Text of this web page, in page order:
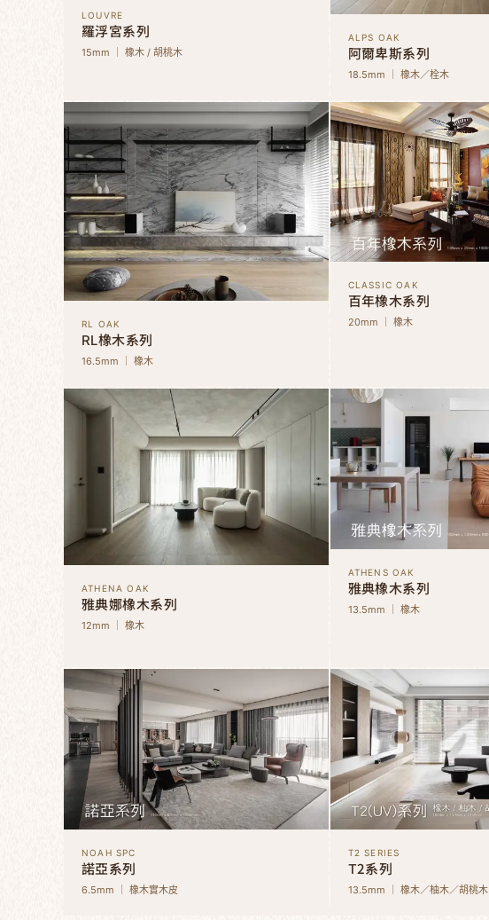
LOUVRE
羅浮宮系列
15mm ｜ 橡木 / 胡桃木
ALPS OAK
阿爾卑斯系列
18.5mm ｜ 橡木／栓木
RL OAK
RL橡木系列
16.5mm ｜ 橡木
CLASSIC OAK
百年橡木系列
20mm ｜ 橡木
ATHENA OAK
雅典娜橡木系列
12mm ｜ 橡木
ATHENS OAK
雅典橡木系列
13.5mm ｜ 橡木
NOAH SPC
諾亞系列
6.5mm ｜ 橡木實木皮
T2 SERIES
T2系列
13.5mm ｜ 橡木／柚木／胡桃木